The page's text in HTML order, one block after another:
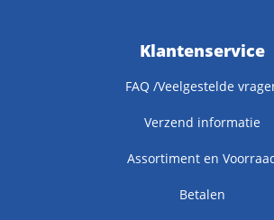
Klantenservice
FAQ /Veelgestelde
Verzend informatie
Assortiment en
Betalen